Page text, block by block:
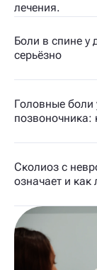
лечения.
Боли в спине у
серьёзно
Головные боли
позвоночника:
Сколиоз с
означает и как